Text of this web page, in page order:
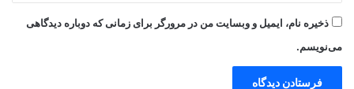
ذخیره نام، ایمیل و وبسایت من در مرورگر برای زمانی که دوباره دیدگاهی
می‌نویسم.